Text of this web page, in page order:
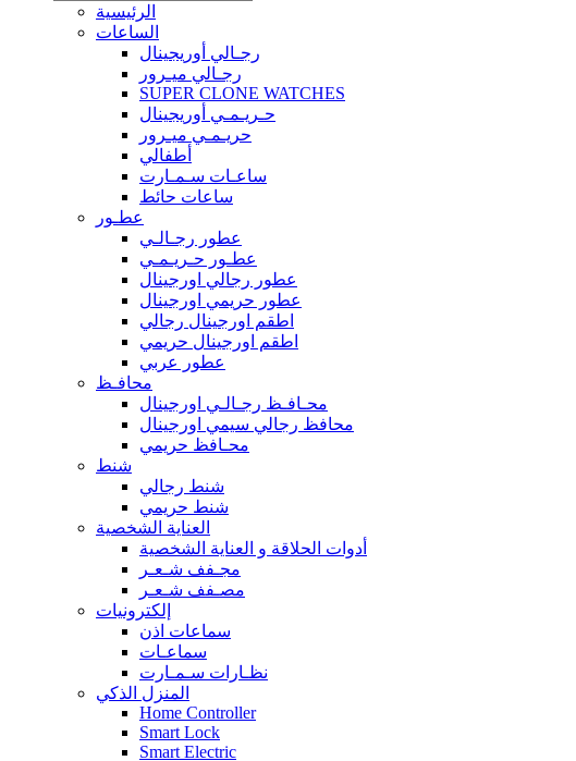
الرئيسية
الساعات
رجـالي أوريجينال
رجـالي ميـرور
SUPER CLONE WATCHES
حـريـمـي أوريجينال
حريـمـي ميـرور
أطفالي
ساعـات سـمـارت
ساعات حائط
عطـور
عطور رجـالـي
عطـور حـريـمـي
عطور رجالي اورجينال
عطور حريمي اورجينال
اطقم اورجينال رجالي
اطقم اورجينال حريمي
عطور عربي
محافـظ
محـافـظ رجـالـي اورجينال
محافظ رجالي سيمي اورجينال
محـافظ حريمي
شنط
شنط رجالي
شنط حريمي
العناية الشخصية
أدوات الحلاقة و العناية الشخصية
مجـفف شـعـر
مصـفف شـعـر
إلكترونيات
سماعات اذن
سماعـات
نظـارات سـمـارت
المنزل الذكي
Home Controller
Smart Lock
Smart Electric